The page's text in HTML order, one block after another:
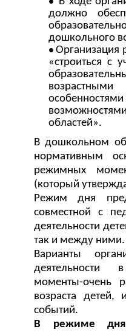
должно
дошкольного
«строиться с
областей».
В дошкольном
нормативным
режимных
(который
Режим дня
совместной с
деятельности
так и между ними.
Варианты
моменты-очень
возраста детей,
событий.
В режиме